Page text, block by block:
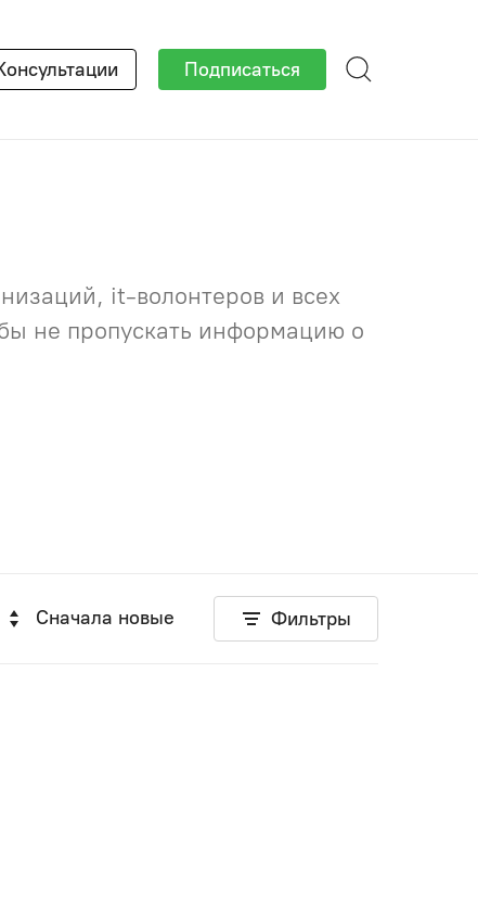
Подписаться
it-волонтеров и всех
не пропускать информацию о
Сначала новые Фильтры